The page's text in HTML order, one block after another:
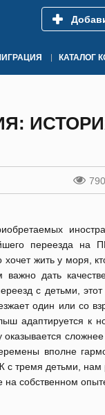
КАТАЛОГ
переезда
жить у моря,
дать
с детьми,
один или со
адаптируется к
вполне
тремя детьми, нам
собственном